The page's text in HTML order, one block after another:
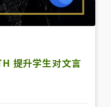
提升学生对文言